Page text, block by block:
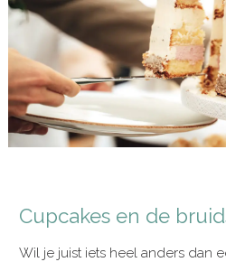
Cupcakes en de
Wil je juist iets heel anders dan